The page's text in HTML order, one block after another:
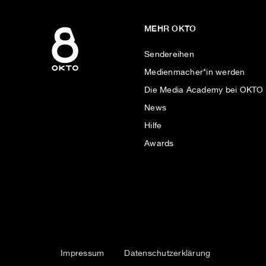
MEHR OKTO
Sendereihen
Medienmacher*in werden
Die Media Academy bei OKTO
News
Hilfe
Awards
Impressum Datenschutzerklärung